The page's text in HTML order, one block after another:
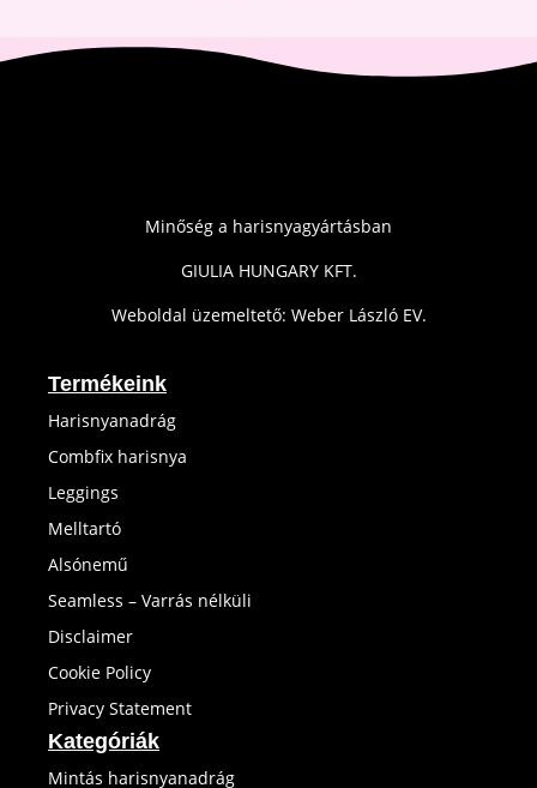
Minőség a harisnyagyártásban
GIULIA HUNGARY KFT.
Weboldal üzemeltető: Weber László EV.
Termékeink
Harisnyanadrág
Combfix harisnya
Leggings
Melltartó
Alsónemű
Seamless – Varrás nélküli
Disclaimer
Cookie Policy
Privacy Statement
Kategóriák
Mintás harisnyanadrág